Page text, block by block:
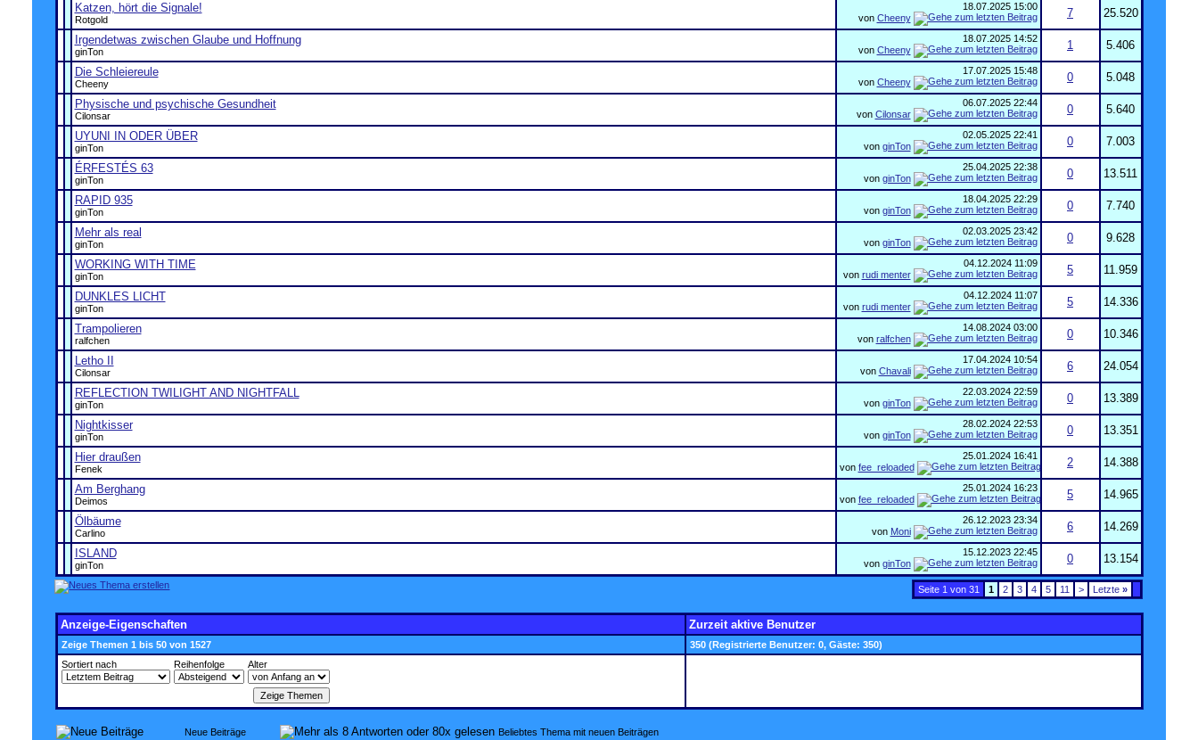
Katzen, hört die Signale!
Rotgold
18.07.2025 15:00
von Cheeny 7
25.520
Irgendetwas zwischen Glaube und Hoffnung
ginTon
18.07.2025 14:52
von Cheeny 1
5.406
Die Schleiereule
Cheeny
17.07.2025 15:48
von Cheeny 0
5.048
Physische und psychische Gesundheit
Cilonsar
06.07.2025 22:44
von Cilonsar 0
5.640
UYUNI IN ODER ÜBER
ginTon
02.05.2025 22:41
von ginTon 0
7.003
ÉRFESTÉS 63
ginTon
25.04.2025 22:38
von ginTon 0
13.511
RAPID 935
ginTon
18.04.2025 22:29
von ginTon 0
7.740
Mehr als real
ginTon
02.03.2025 23:42
von ginTon 0
9.628
WORKING WITH TIME
ginTon
04.12.2024 11:09
von rudi menter 5
11.959
DUNKLES LICHT
ginTon
04.12.2024 11:07
von rudi menter 5
14.336
Trampolieren
ralfchen
14.08.2024 03:00
von ralfchen 0
10.346
Letho II
Cilonsar
17.04.2024 10:54
von Chavali 6
24.054
REFLECTION TWILIGHT AND NIGHTFALL
ginTon
22.03.2024 22:59
von ginTon 0
13.389
Nightkisser
ginTon
28.02.2024 22:53
von ginTon 0
13.351
Hier draußen
Fenek
25.01.2024 16:41
von fee_reloaded 2
14.388
Am Berghang
Deimos
25.01.2024 16:23
von fee_reloaded 5
14.965
Ölbäume
Carlino
26.12.2023 23:34
von Moni 6
14.269
ISLAND
ginTon
15.12.2023 22:45
von ginTon 0 13.154
Seite 1 von 31 1 2 3 4 5 11 > Letzte»
Anzeige-Eigenschaften Zurzeit aktive Benutzer
Zeige Themen 1 bis 50 von 1527
350 (Registrierte Benutzer: 0, Gäste: 350)
Sortiert nach
Reihenfolge Alter
Neue Beiträge Beliebtes Thema mit neuen Beiträgen